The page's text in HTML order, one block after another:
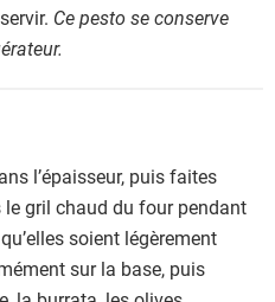
Ce pesto se conserve
l’épaisseur, puis faites
gril chaud du four pendant
soient légèrement
sur la base, puis